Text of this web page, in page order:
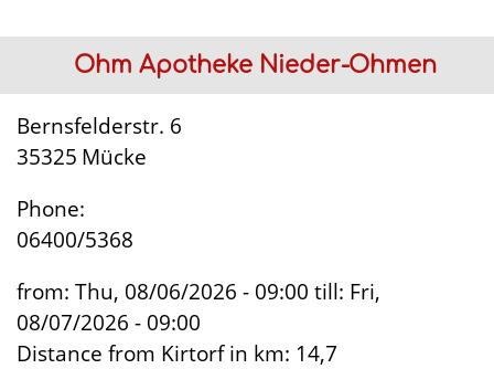
Ohm Apotheke Nieder-Ohmen
Bernsfelderstr. 6
35325 Mücke
Phone:
06400/5368
from: Thu, 08/06/2026 - 09:00 till: Fri,
08/07/2026 - 09:00
Distance from Kirtorf in km: 14,7